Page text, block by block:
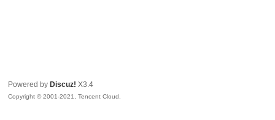
Powered by Discuz! X3.4
Copyright © 2001-2021, Tencent Cloud.